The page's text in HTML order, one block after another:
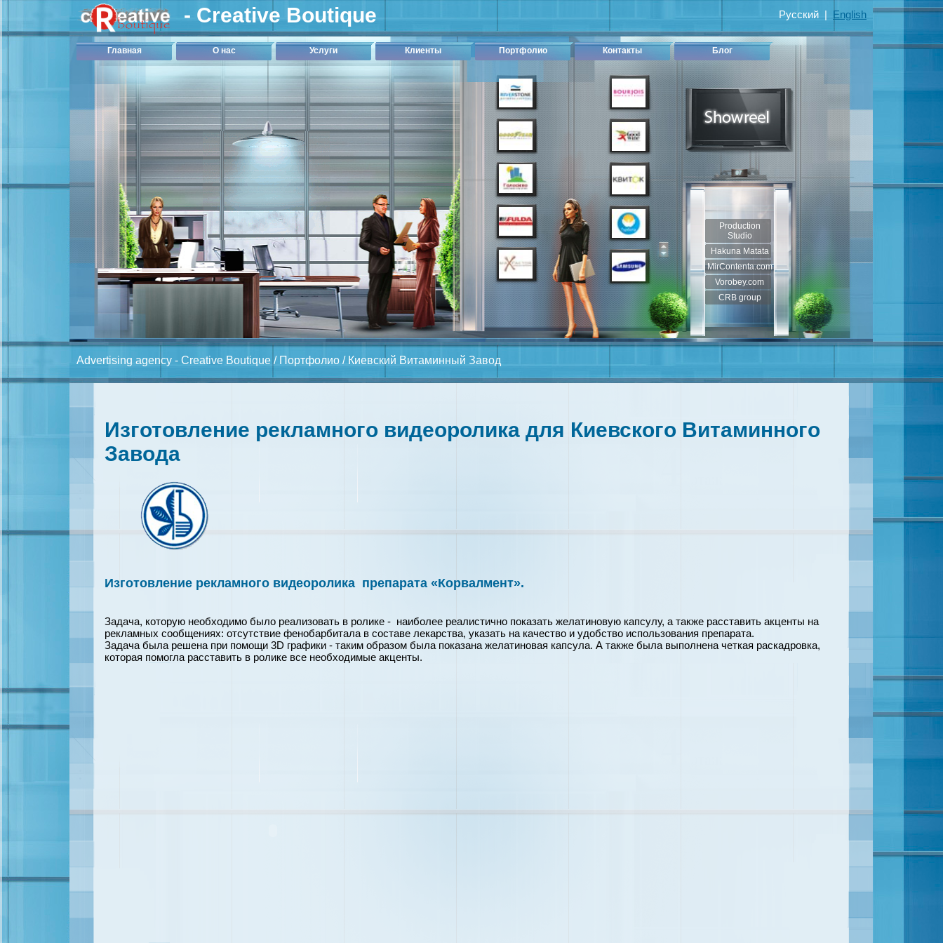
- Creative Boutique Русский | English
Главная О нас Услуги Клиенты Портфолио Контакты Блог
Production
Studio
Hakuna Matata
MirContenta.com
Vorobey.com
CRB group
Advertising agency - Creative Boutique/ Портфолио/ Киевский Витаминный Завод
Изготовление рекламного видеоролика для Киевского Витаминного
Завода
Изготовление рекламного видеоролика препарата «Корвалмент».
Задача, которую необходимо было реализовать в ролике - наиболее реалистично показать желатиновую капсулу, а также расставить акценты на
рекламных сообщениях: отсутствие фенобарбитала в составе лекарства, указать на качество и удобство использования препарата.
Задача была решена при помощи 3D графики - таким образом была показана желатиновая капсула. А также была выполнена четкая раскадровка,
которая помогла расставить в ролике все необходимые акценты.